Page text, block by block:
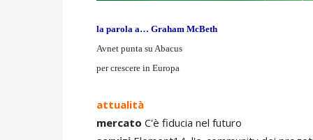
la parola a… Graham McBeth
Avnet punta su Abacus
per crescere in Europa
attualità
mercato C'è fiducia nel futuro